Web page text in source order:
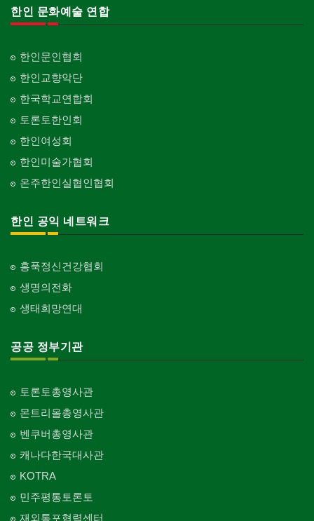
한인 문화예술 연합
한인문인협회
한인교향악단
한국학교연합회
토론토한인회
한인여성회
한인미술가협회
온주한인실협인협회
한인 공익 네트워크
홍푹정신건강협회
생명의전화
생태희망연대
공공 정부기관
토론토총영사관
몬트리올총영사관
벤쿠버총영사관
캐나다한국대사관
KOTRA
민주평통토론토
재외통포협력센터